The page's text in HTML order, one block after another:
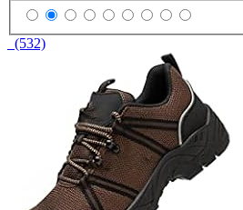
(532)